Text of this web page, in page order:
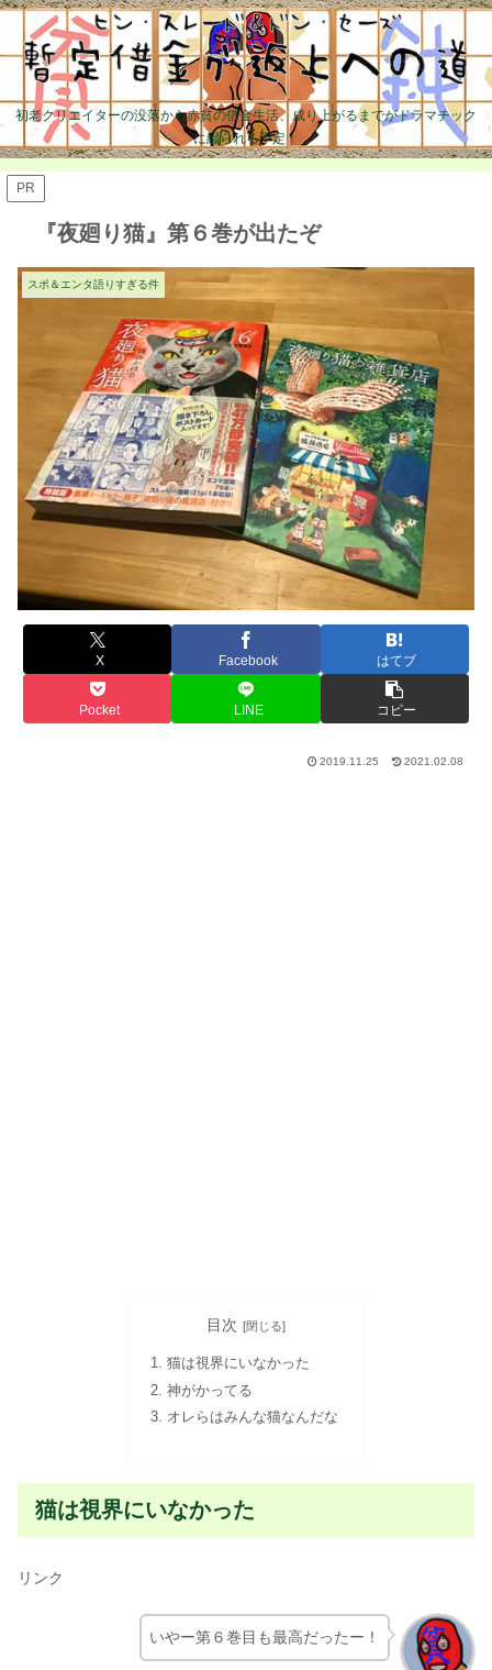
初老クリエイターの没落から赤貧の借金生活、成り上がるまでがドラマチック
に綴られる予定！
PR
『夜廻り猫』第６巻が出たぞ
スポ＆エンタ語りすぎる件
X Facebook はてブ
Pocket LINE コピー
2019.11.25 2021.02.08
目次
猫は視界にいなかった
神がかってる
オレらはみんな猫なんだな
猫は視界にいなかった
リンク
いやー第６巻目も最高だったー！